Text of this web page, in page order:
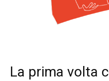
La prima volta